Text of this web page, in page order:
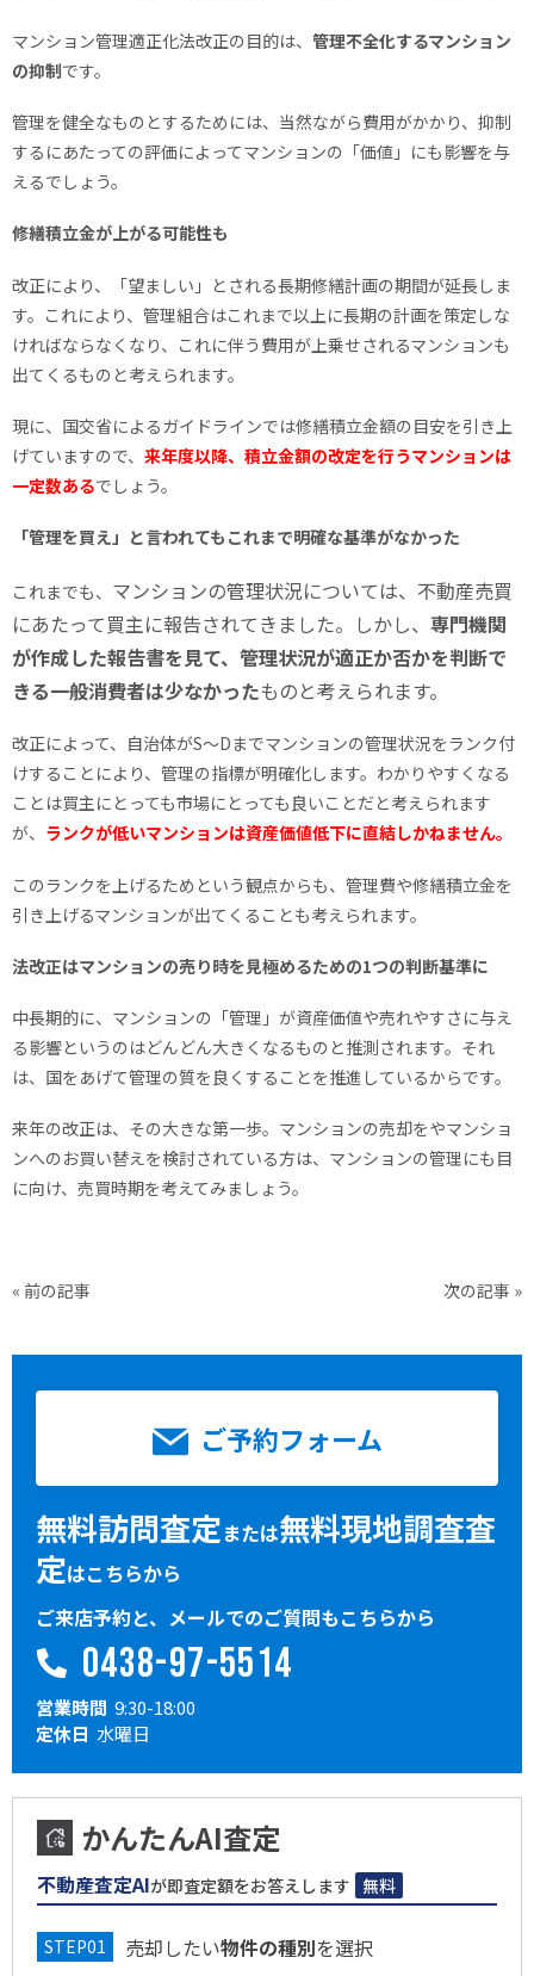
マンション管理適正化法改正の目的は、 管理不全化するマンション
の抑制です。
管理を健全なものとするためには、当然ながら費用がかかり、抑制
するにあたっての評価によってマンションの「価値」にも影響を与
えるでしょう。
修繕積立金が上がる可能性も
改正により、「望ましい」とされる長期修繕計画の期間が延長しま
す。これにより、管理組合はこれまで以上に長期の計画を策定しな
ければならなくなり、これに伴う費用が上乗せされるマンションも
出てくるものと考えられます。
現に、国交省によるガイドラインでは修繕積立金額の目安を引き上
げていますので、 来年度以降、積立金額の改定を行うマンションは
一定数あるでしょう。
「管理を買え」と言われてもこれまで明確な基準がなかった
これまでも、 マンションの管理状況については、 不動産売買
にあたって買主に報告されてきました。しかし、 専門機関
が作成した報告書を見て、管理状況が適正か否かを判断で
きる一般消費者は少なかったものと考えられます。
改正によって、自治体がS～Dまでマンションの管理状況をランク付
けすることにより、管理の指標が明確化します。わかりやすくなる
ことは買主にとっても市場にとっても良いことだと考えられます
が、 ランクが低いマンションは資産価値低下に直結しかねません。
このランクを上げるためという観点からも、管理費や修繕積立金を
引き上げるマンションが出てくることも考えられます。
法改正はマンションの売り時を見極めるための1つの判断基準に
中長期的に、マンションの「管理」が資産価値や売れやすさに与え
る影響というのはどんどん大きくなるものと推測されます。それ
は、国をあげて管理の質を良くすることを推進しているからです。
来年の改正は、その大きな第一歩。マンションの売却をやマンショ
ンへのお買い替えを検討されている方は、マンションの管理にも目
に向け、売買時期を考えてみましょう。
« 前の記事 次の記事 »
ご予約フォーム
無料訪問査定または無料現地調査査
定はこちらから
ご来店予約と、メールでのご質問もこちらから
0438-97-5514
営業時間 9:30-18:00
定休日 水曜日
かんたんAI査定
不動産査定AIが即査定額をお答えします 無料
売却したい物件の種別を選択